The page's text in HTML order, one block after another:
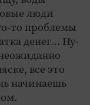
люди
то проблемы
денег… Ну-
все это
начинаешь